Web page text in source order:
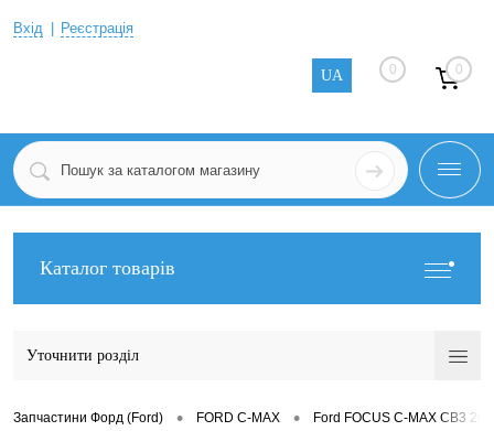
Вхід Реєстрація
UA 0 0
Каталог товарів
Уточнити розділ
Запчастини Форд (Ford) • FORD C-MAX • Ford FOCUS C-MAX CB3